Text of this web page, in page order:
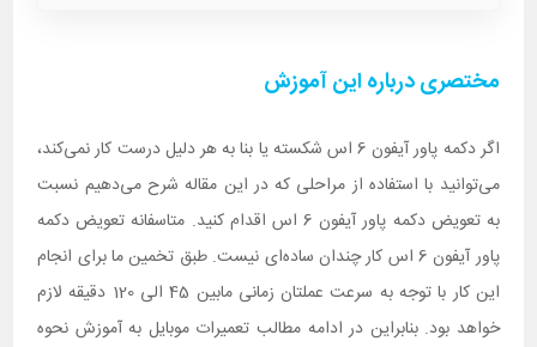
مختصری درباره این آموزش
اگر دکمه پاور آیفون 6 اس شکسته یا بنا به هر دلیل درست کار نمی‌کند،
می‌توانید با استفاده از مراحلی که در این مقاله شرح می‌دهیم نسبت
به تعویض دکمه پاور آیفون 6 اس اقدام کنید. متاسفانه تعویض دکمه
پاور آیفون 6 اس کار چندان ساده‌ای نیست. طبق تخمین ما برای انجام
این کار با توجه به سرعت عملتان زمانی مابین 45 الی 120 دقیقه لازم
خواهد بود. بنابراین در ادامه مطالب تعمیرات موبایل به آموزش نحوه